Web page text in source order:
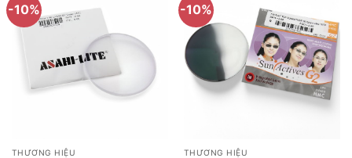
-10%
THƯƠNG HIỆU
-10%
THƯƠNG HIỆU